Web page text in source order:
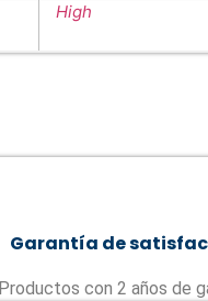
High
Garantía de
Productos con 2 años de